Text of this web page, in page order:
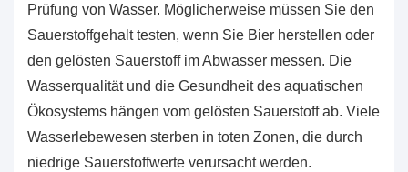
Prüfung von Wasser. Möglicherweise müssen Sie den
Sauerstoffgehalt testen, wenn Sie Bier herstellen oder
den gelösten Sauerstoff im Abwasser messen. Die
Wasserqualität und die Gesundheit des aquatischen
Ökosystems hängen vom gelösten Sauerstoff ab. Viele
Wasserlebewesen sterben in toten Zonen, die durch
niedrige Sauerstoffwerte verursacht werden.